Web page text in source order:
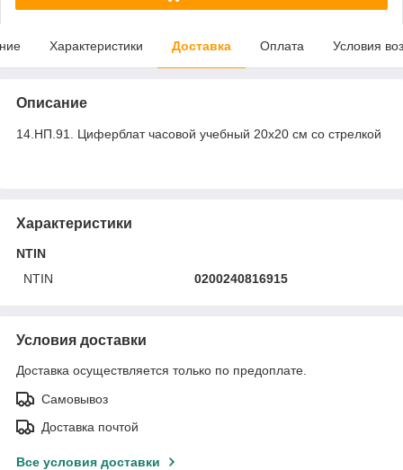
Характеристики Доставка Оплата Условия
Описание
14.НП.91. Циферблат часовой учебный 20х20 см со стрелкой
Характеристики
NTIN
NTIN
0200240816915
Условия доставки
Доставка осуществляется только по предоплате.
Самовывоз
Доставка почтой
Все условия доставки